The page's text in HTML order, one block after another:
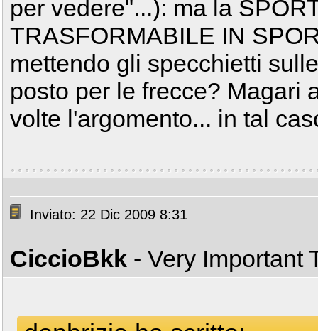
per vedere"...): ma la
TRASFORMABILE IN
mettendo gli specchietti
posto per le frecce? Magari
volte l'argomento... in tal
Inviato: 22 Dic 2009 8:31
CiccioBkk - Very Important